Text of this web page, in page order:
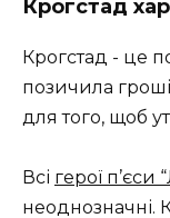
Крогстад
Крогстад ​​- це
позичила
для того, щоб
Всі герої п’єси
неоднозначні.